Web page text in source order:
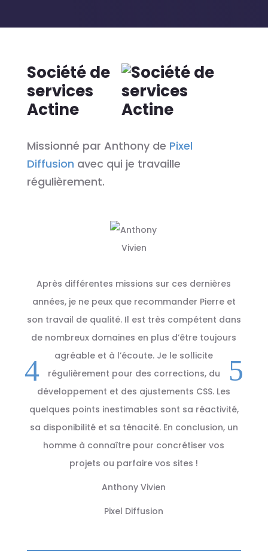
Société de
services
Actine
Missionné par Anthony de Pixel
Diffusion avec qui je travaille
régulièrement.
Après différentes missions sur ces dernières
années, je ne peux que recommander Pierre et
son travail de qualité. Il est très compétent dans
de nombreux domaines en plus d’être toujours
agréable et à l’écoute. Je le sollicite
régulièrement pour des corrections, du
développement et des ajustements CSS. Les
quelques points inestimables sont sa réactivité,
sa disponibilité et sa ténacité. En conclusion, un
homme à connaître pour concrétiser vos
projets ou parfaire vos sites !
Anthony Vivien
Pixel Diffusion